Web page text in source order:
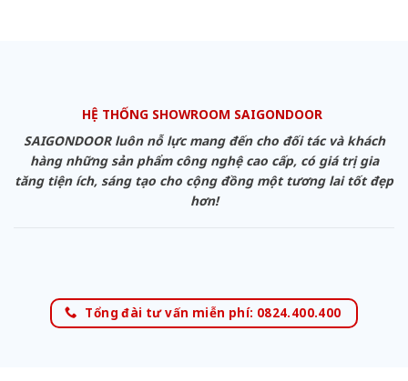
HỆ THỐNG SHOWROOM SAIGONDOOR
SAIGONDOOR luôn nỗ lực mang đến cho đối tác và khách
hàng những sản phẩm công nghệ cao cấp, có giá trị gia
tăng tiện ích, sáng tạo cho cộng đồng một tương lai tốt đẹp
hơn!
Tổng đài tư vấn miễn phí: 0824.400.400